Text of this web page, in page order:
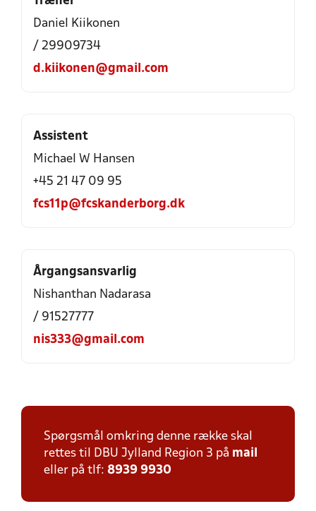
Daniel Kiikonen
/ 29909734
d.kiikonen@gmail.com
Assistent
Michael W Hansen
+45 21 47 09 95
fcs11p@fcskanderborg.dk
Årgangsansvarlig
Nishanthan Nadarasa
/ 91527777
nis333@gmail.com
Spørgsmål omkring denne række skal
rettes til DBU Jylland Region 3 på mail
eller på tlf: 8939 9930